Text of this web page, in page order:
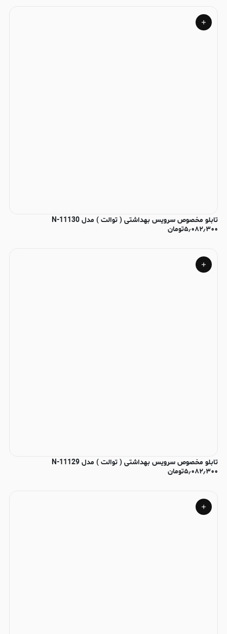
تابلو مخصوص سرویس بهداشتی ( توالت ) مدل N-11130
۵٫۰۸۲٫۳۰۰تومان
تابلو مخصوص سرویس بهداشتی ( توالت ) مدل N-11129
۵٫۰۸۲٫۳۰۰تومان